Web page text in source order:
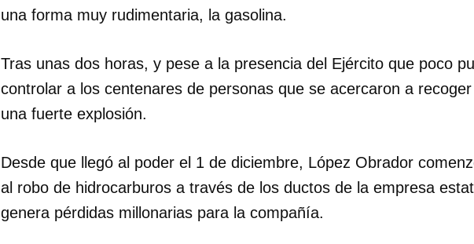
una forma muy rudimentaria, la gasolina.
Tras unas dos horas, y pese a la presencia del Ejército que poco
controlar a los centenares de personas que se acercaron a
una fuerte explosión.
Desde que llegó al poder el 1 de diciembre, López Obrador
al robo de hidrocarburos a través de los ductos de la empresa
genera pérdidas millonarias para la compañía.